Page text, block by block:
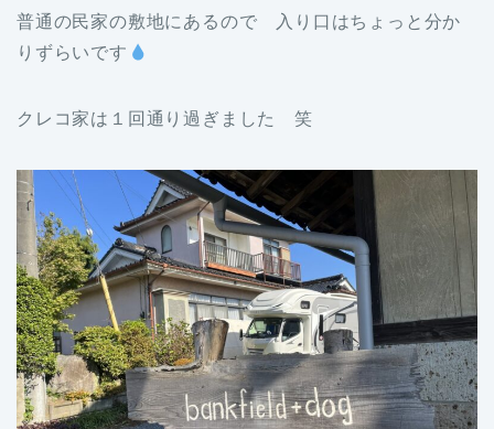
普通の民家の敷地にあるので 入り口はちょっと分か
りずらいです
クレコ家は１回通り過ぎました 笑